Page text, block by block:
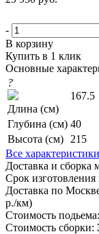
-
В корзину
Купить в 1 клик
Основные
?
Длина (см)
167.5
Глубина (см) 40
Высота (см)
215
Все характеристики
Доставка и сборка
Срок изготовления
Доставка по
р./км)
Стоимость подьема:
Стоимость сборки: